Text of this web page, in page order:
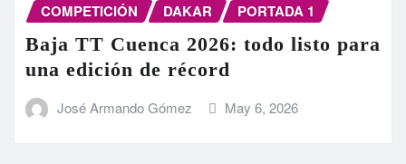
COMPETICIÓN DAKAR PORTADA 1
Baja TT Cuenca 2026: todo listo para
una edición de récord
José Armando Gómez May 6, 2026